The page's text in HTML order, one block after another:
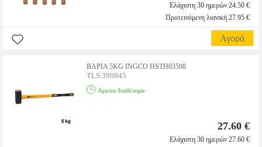
Ελάχιστη 30 ημερών 24.50 €
Προτεινόμενη λιανική 27.95 €
Αγορά
ΒΑΡΙΑ 5KG INGCO HSTH03598
TLS.390945
Αμεσα διαθέσιμο
27.60 €
Ελάχιστη 30 ημερών 27.60 €